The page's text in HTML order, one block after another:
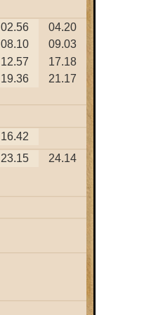
02.56
04.20
08.10
09.03
12.57
17.18
19.36
21.17
16.42
23.15 24.14